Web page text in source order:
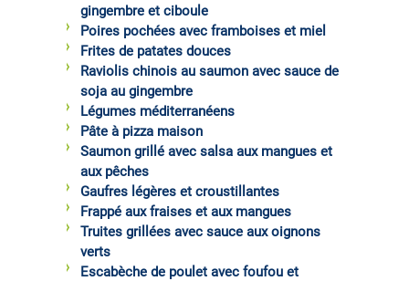
gingembre et ciboule
Poires pochées avec framboises et miel
Frites de patates douces
Raviolis chinois au saumon avec sauce de
soja au gingembre
Légumes méditerranéens
Pâte à pizza maison
Saumon grillé avec salsa aux mangues et
aux pêches
Gaufres légères et croustillantes
Frappé aux fraises et aux mangues
Truites grillées avec sauce aux oignons
verts
Escabèche de poulet avec foufou et